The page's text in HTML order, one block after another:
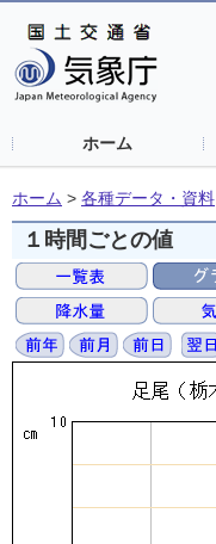
ホーム
ホーム > 各種データ・資料
１時間ごとの値